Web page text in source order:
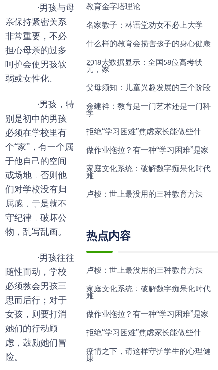
·男孩与母
亲保持紧密关系
非常重要，不必
担心母亲的过多
呵护会使男孩软
弱或女性化。
·男孩，特
别是初中的男孩
必须在学校里有
个“家”，有一个属
于他自己的空间
或场地，否则他
们对学校没有归
属感，于是就不
守纪律，破坏公
物，乱写乱画。
·男孩往往
随性而动，学校
必须教会男孩三
思而后行；对于
女孩，则要打消
她们的行动顾
虑，鼓励她们冒
险。
教育金字塔理论
名家教子：林语堂劝女不必上大学
什么样的教育会损害孩子的身心健康
2018大数据显示：全国58位高考状
元，家
父母须知：儿童兴趣发展的三个阶段
余建祥：教育是一门艺术还是一门科
学
拒绝“学习困难”焦虑家长能做些什
做作业拖拉？有一种“学习困难”是家
家庭文化系统：破解数字痴呆化时代
难
卢梭：世上最没用的三种教育方法
热点内容
卢梭：世上最没用的三种教育方法
家庭文化系统：破解数字痴呆化时代
难
做作业拖拉？有一种“学习困难”是家
拒绝“学习困难”焦虑家长能做些什
疫情之下，请这样守护学生的心理健
康